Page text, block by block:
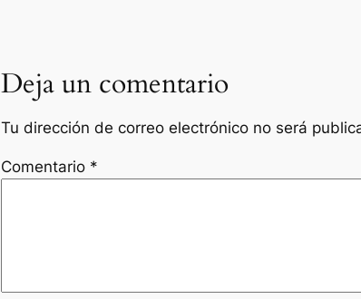
Deja un comentario
Tu dirección de correo electrónico no será
Comentario *